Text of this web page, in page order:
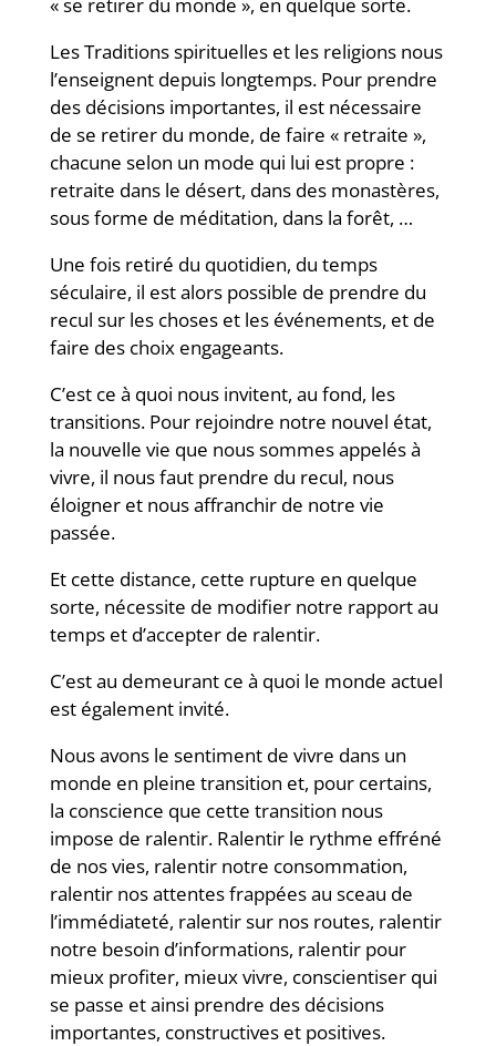
Les Traditions spirituelles et les religions nous
l’enseignent depuis longtemps. Pour prendre
des décisions importantes, il est nécessaire
de se retirer du monde, de faire « retraite »,
chacune selon un mode qui lui est propre :
retraite dans le désert, dans des monastères,
sous forme de méditation, dans la forêt, …
Une fois retiré du quotidien, du temps
séculaire, il est alors possible de prendre du
recul sur les choses et les événements, et de
faire des choix engageants.
C’est ce à quoi nous invitent, au fond, les
transitions. Pour rejoindre notre nouvel état,
la nouvelle vie que nous sommes appelés à
vivre, il nous faut prendre du recul, nous
éloigner et nous affranchir de notre vie
passée.
Et cette distance, cette rupture en quelque
sorte, nécessite de modifier notre rapport au
temps et d’accepter de ralentir.
C’est au demeurant ce à quoi le monde actuel
est également invité.
Nous avons le sentiment de vivre dans un
monde en pleine transition et, pour certains,
la conscience que cette transition nous
impose de ralentir. Ralentir le rythme effréné
de nos vies, ralentir notre consommation,
ralentir nos attentes frappées au sceau de
l’immédiateté, ralentir sur nos routes, ralentir
notre besoin d’informations, ralentir pour
mieux profiter, mieux vivre, conscientiser qui
se passe et ainsi prendre des décisions
importantes, constructives et positives.